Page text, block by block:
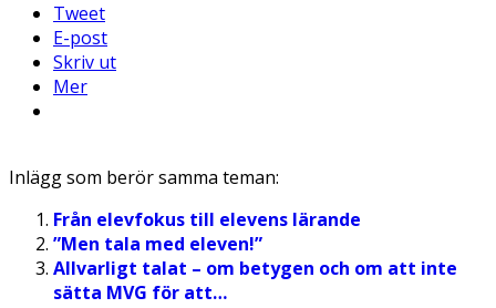
Tweet
E-post
Skriv ut
Mer
Inlägg som berör samma teman:
Från elevfokus till elevens lärande
”Men tala med eleven!”
Allvarligt talat – om betygen och om att inte
sätta MVG för att…